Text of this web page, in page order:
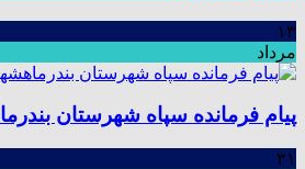
۱۳
مرداد
پیام فرمانده سپاه شهرستان
۳۱